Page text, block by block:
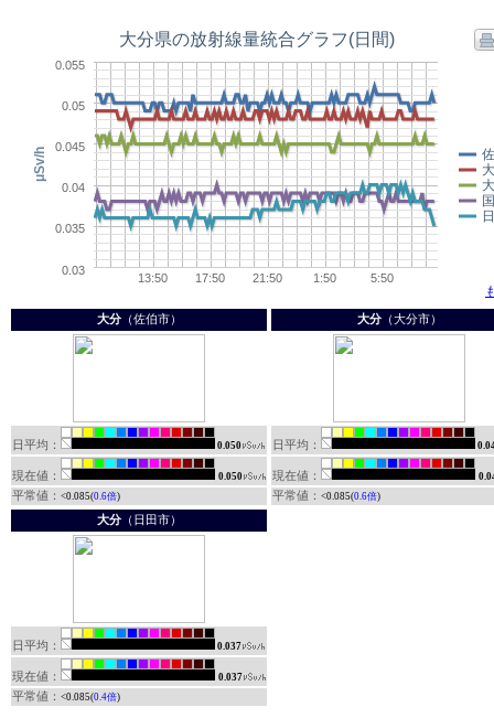
大分（佐伯市）
日平均： 0.050
現在値： 0.050
平常値： <0.085(0.6倍)
大分（大分市）
日平均：
現在値：
平常値： <0.085(0.6倍)
大分（日田市）
日平均： 0.037
現在値： 0.037
平常値： <0.085(0.4倍)